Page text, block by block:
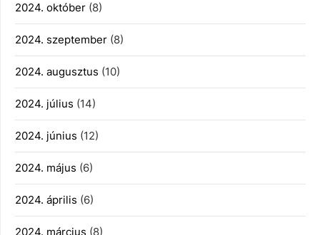
2024. október (8)
2024. szeptember (8)
2024. augusztus (10)
2024. július (14)
2024. június (12)
2024. május (6)
2024. április (6)
2024. március (8)